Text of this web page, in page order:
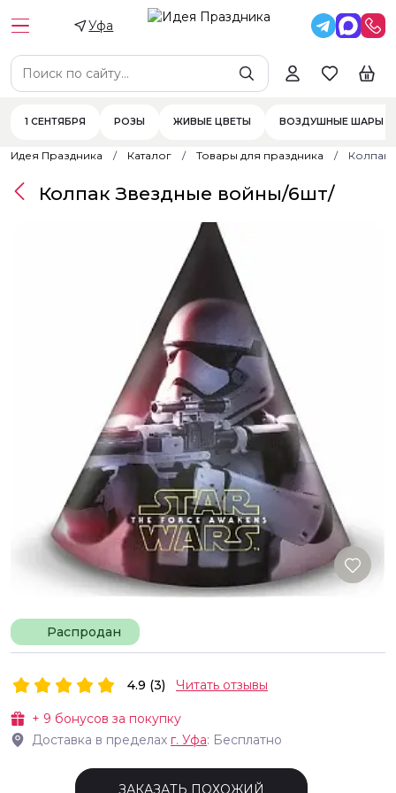
Уфа
1 СЕНТЯБРЯ РОЗЫ ЖИВЫЕ ЦВЕТЫ ВОЗДУШНЫЕ ШАРЫ
Идея Праздника Каталог Товары для праздника Колпак
Распродан
Колпак Звездные войны/6шт/
+ 9 бонусов за покупку
Доставка в пределах г. Уфа: Бесплатно
4.9 (3) Читать отзывы
ЗАКАЗАТЬ ПОХОЖИЙ